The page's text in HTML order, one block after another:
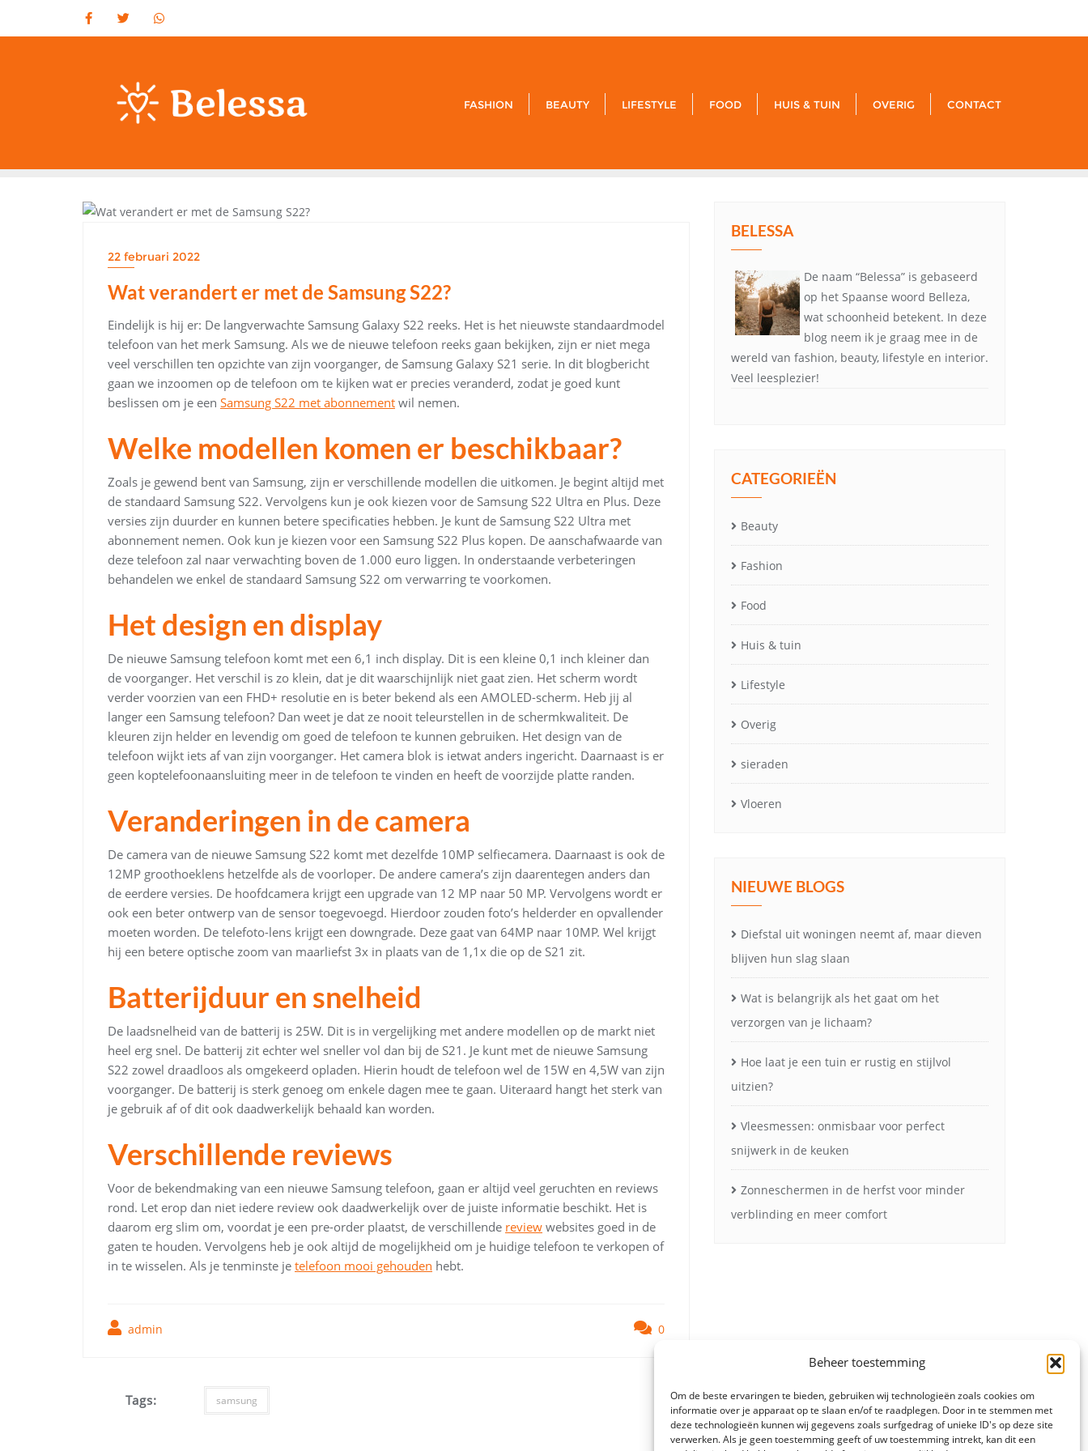
Beheer toestemming
Om de beste ervaringen te bieden, gebruiken wij technologieën zoals cookies om
informatie over je apparaat op te slaan en/of te raadplegen. Door in te stemmen met
deze technologieën kunnen wij gegevens zoals surfgedrag of unieke ID's op deze site
verwerken. Als je geen toestemming geeft of uw toestemming intrekt, kan dit een
FASHION BEAUTY LIFESTYLE FOOD HUIS & TUIN OVERIG CONTACT
22 februari 2022
Wat verandert er met de Samsung S22?
Eindelijk is hij er: De langverwachte Samsung Galaxy S22 reeks. Het is het nieuwste standaardmodel
telefoon van het merk Samsung. Als we de nieuwe telefoon reeks gaan bekijken, zijn er niet mega
veel verschillen ten opzichte van zijn voorganger, de Samsung Galaxy S21 serie. In dit blogbericht
gaan we inzoomen op de telefoon om te kijken wat er precies veranderd, zodat je goed kunt
beslissen om je een Samsung S22 met abonnement wil nemen.
Welke modellen komen er beschikbaar?
Zoals je gewend bent van Samsung, zijn er verschillende modellen die uitkomen. Je begint altijd met
de standaard Samsung S22. Vervolgens kun je ook kiezen voor de Samsung S22 Ultra en Plus. Deze
versies zijn duurder en kunnen betere specificaties hebben. Je kunt de Samsung S22 Ultra met
abonnement nemen. Ook kun je kiezen voor een Samsung S22 Plus kopen. De aanschafwaarde van
deze telefoon zal naar verwachting boven de 1.000 euro liggen. In onderstaande verbeteringen
behandelen we enkel de standaard Samsung S22 om verwarring te voorkomen.
Het design en display
De nieuwe Samsung telefoon komt met een 6,1 inch display. Dit is een kleine 0,1 inch kleiner dan
de voorganger. Het verschil is zo klein, dat je dit waarschijnlijk niet gaat zien. Het scherm wordt
verder voorzien van een FHD+ resolutie en is beter bekend als een AMOLED-scherm. Heb jij al
langer een Samsung telefoon? Dan weet je dat ze nooit teleurstellen in de schermkwaliteit. De
kleuren zijn helder en levendig om goed de telefoon te kunnen gebruiken. Het design van de
telefoon wijkt iets af van zijn voorganger. Het camera blok is ietwat anders ingericht. Daarnaast is er
geen koptelefoonaansluiting meer in de telefoon te vinden en heeft de voorzijde platte randen.
Veranderingen in de camera
De camera van de nieuwe Samsung S22 komt met dezelfde 10MP selfiecamera. Daarnaast is ook de
12MP groothoeklens hetzelfde als de voorloper. De andere camera’s zijn daarentegen anders dan
de eerdere versies. De hoofdcamera krijgt een upgrade van 12 MP naar 50 MP. Vervolgens wordt er
ook een beter ontwerp van de sensor toegevoegd. Hierdoor zouden foto’s helderder en opvallender
moeten worden. De telefoto-lens krijgt een downgrade. Deze gaat van 64MP naar 10MP. Wel krijgt
hij een betere optische zoom van maarliefst 3x in plaats van de 1,1x die op de S21 zit.
Batterijduur en snelheid
De laadsnelheid van de batterij is 25W. Dit is in vergelijking met andere modellen op de markt niet
heel erg snel. De batterij zit echter wel sneller vol dan bij de S21. Je kunt met de nieuwe Samsung
S22 zowel draadloos als omgekeerd opladen. Hierin houdt de telefoon wel de 15W en 4,5W van zijn
voorganger. De batterij is sterk genoeg om enkele dagen mee te gaan. Uiteraard hangt het sterk van
je gebruik af of dit ook daadwerkelijk behaald kan worden.
Verschillende reviews
Voor de bekendmaking van een nieuwe Samsung telefoon, gaan er altijd veel geruchten en reviews
rond. Let erop dan niet iedere review ook daadwerkelijk over de juiste informatie beschikt. Het is
daarom erg slim om, voordat je een pre-order plaatst, de verschillende review websites goed in de
gaten te houden. Vervolgens heb je ook altijd de mogelijkheid om je huidige telefoon te verkopen of
in te wisselen. Als je tenminste je telefoon mooi gehouden hebt.
admin 0
Tags: samsung
BELESSA
De naam “Belessa” is gebaseerd
op het Spaanse woord Belleza,
wat schoonheid betekent. In deze
blog neem ik je graag mee in de
wereld van fashion, beauty, lifestyle en interior.
Veel leesplezier!
CATEGORIEËN
Beauty
Fashion
Food
Huis & tuin
Lifestyle
Overig
sieraden
Vloeren
NIEUWE BLOGS
Diefstal uit woningen neemt af, maar dieven
blijven hun slag slaan
Wat is belangrijk als het gaat om het
verzorgen van je lichaam?
Hoe laat je een tuin er rustig en stijlvol
uitzien?
Vleesmessen: onmisbaar voor perfect
snijwerk in de keuken
Zonneschermen in de herfst voor minder
verblinding en meer comfort